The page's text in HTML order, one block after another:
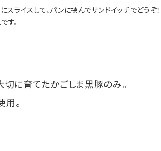
ライスして、パンに挟んでサンドイッチでどうぞ！
す。
に育てたかごしま黒豚のみ。
。